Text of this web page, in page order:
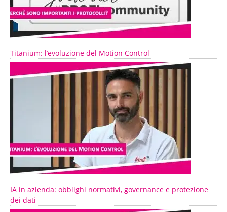
Titanium: l’evoluzione del Motion Control
IA in azienda: obblighi normativi, governance e protezione
dei dati